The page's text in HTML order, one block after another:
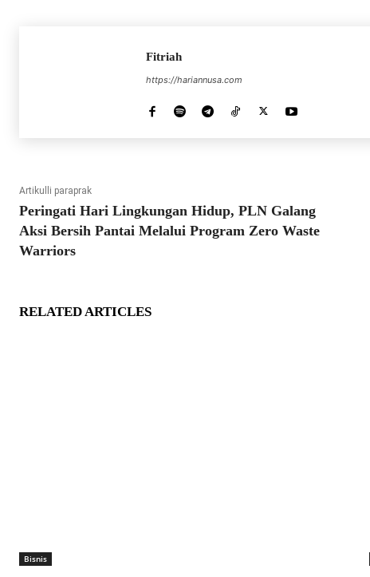
Fitriah
https://hariannusa.com
Artikulli paraprak
Peringati Hari Lingkungan Hidup, PLN Galang
Aksi Bersih Pantai Melalui Program Zero Waste
Warriors
RELATED ARTICLES
Bisnis